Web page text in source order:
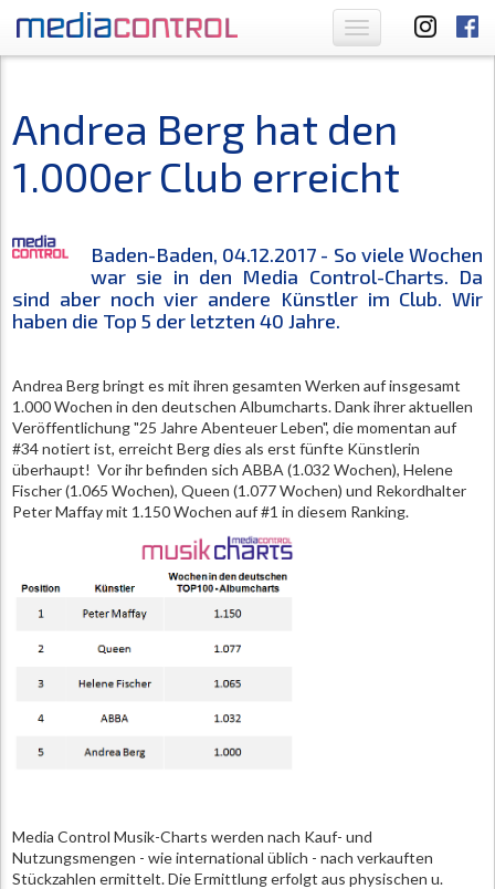
Toggle
navigation
Andrea Berg hat den
1.000er Club erreicht
Baden-Baden, 04.12.2017 - So viele Wochen
war sie in den Media Control-Charts. Da
sind aber noch vier andere Künstler im Club. Wir
haben die Top 5 der letzten 40 Jahre.
Andrea Berg bringt es mit ihren gesamten Werken auf insgesamt
1.000 Wochen in den deutschen Albumcharts. Dank ihrer aktuellen
Veröffentlichung "25 Jahre Abenteuer Leben", die momentan auf
#34 notiert ist, erreicht Berg dies als erst fünfte Künstlerin
überhaupt! Vor ihr befinden sich ABBA (1.032 Wochen), Helene
Fischer (1.065 Wochen), Queen (1.077 Wochen) und Rekordhalter
Peter Maffay mit 1.150 Wochen auf #1 in diesem Ranking.
Media Control Musik-Charts werden nach Kauf- und
Nutzungsmengen - wie international üblich - nach verkauften
Stückzahlen ermittelt. Die Ermittlung erfolgt aus physischen u.